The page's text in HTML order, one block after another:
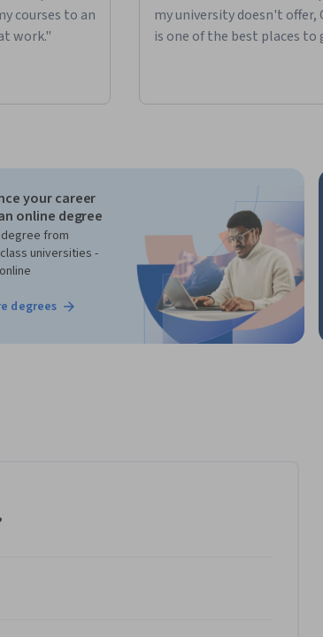
courses to an
work."
my university doesn't offer,
is one of the best places to
your career
online degree
degree from
universities -
degrees